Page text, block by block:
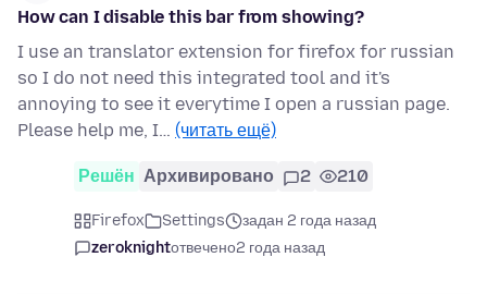
How can I disable this bar from showing?
I use an translator extension for firefox for russian
so I do not need this integrated tool and it's
annoying to see it everytime I open a russian page.
Please help me, I… (читать ещё)
Решён Архивировано 2 210
Firefox Settings
задан 2 года назад
zeroknightотвечено2 года назад